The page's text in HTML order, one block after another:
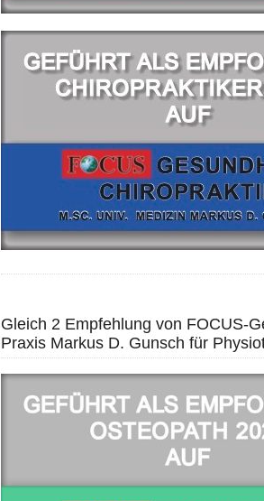
Gleich 2 Empfehlung von FOCUS-
Praxis Markus D. Gunsch für